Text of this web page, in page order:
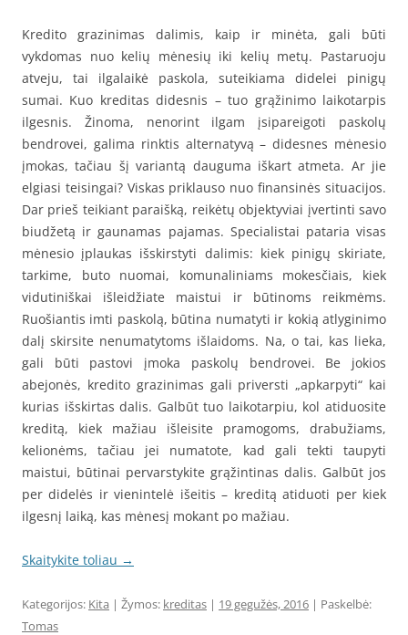
Kredito grazinimas dalimis, kaip ir minėta, gali būti
vykdomas nuo kelių mėnesių iki kelių metų. Pastaruoju
atveju, tai ilgalaikė paskola, suteikiama didelei pinigų
sumai. Kuo kreditas didesnis – tuo grąžinimo laikotarpis
ilgesnis. Žinoma, nenorint ilgam įsipareigoti paskolų
bendrovei, galima rinktis alternatyvą – didesnes mėnesio
įmokas, tačiau šį variantą dauguma iškart atmeta. Ar jie
elgiasi teisingai? Viskas priklauso nuo finansinės situacijos.
Dar prieš teikiant paraišką, reikėtų objektyviai įvertinti savo
biudžetą ir gaunamas pajamas. Specialistai pataria visas
mėnesio įplaukas išskirstyti dalimis: kiek pinigų skiriate,
tarkime, buto nuomai, komunaliniams mokesčiais, kiek
vidutiniškai išleidžiate maistui ir būtinoms reikmėms.
Ruošiantis imti paskolą, būtina numatyti ir kokią atlyginimo
dalį skirsite nenumatytoms išlaidoms. Na, o tai, kas lieka,
gali būti pastovi įmoka paskolų bendrovei. Be jokios
abejonės, kredito grazinimas gali priversti „apkarpyti“ kai
kurias išskirtas dalis. Galbūt tuo laikotarpiu, kol atiduosite
kreditą, kiek mažiau išleisite pramogoms, drabužiams,
kelionėms, tačiau jei numatote, kad gali tekti taupyti
maistui, būtinai pervarstykite grąžintinas dalis. Galbūt jos
per didelės ir vienintelė išeitis – kreditą atiduoti per kiek
ilgesnį laiką, kas mėnesį mokant po mažiau.
Skaitykite toliau →
Kategorijos: Kita | Žymos: kreditas | 19 gegužės, 2016 | Paskelbė:
Tomas